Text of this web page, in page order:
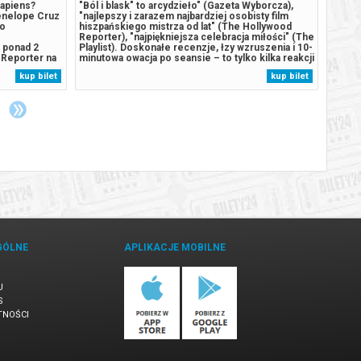
Cruz
2
na
milioner,
i kilka
kup bilet
"Ból i blask" to arcydzieło" (Gazeta Wyborcza),
"najlepszy i zarazem najbardziej osobisty film
hiszpańskiego mistrza od lat" (The Hollywood
Reporter), "najpiękniejsza celebracja miłości" (The
Playlist). Doskonałe recenzje, łzy wzruszenia i 10-
minutowa owacja po seansie – to tylko kilka reakcji
na najnowszy film jednego z najwybitniejszych
reżyserów światowego kina, Pedro Almodóvara.
Twórca „Wszystko...
kup bilet
APLIKACJE MOBILNE